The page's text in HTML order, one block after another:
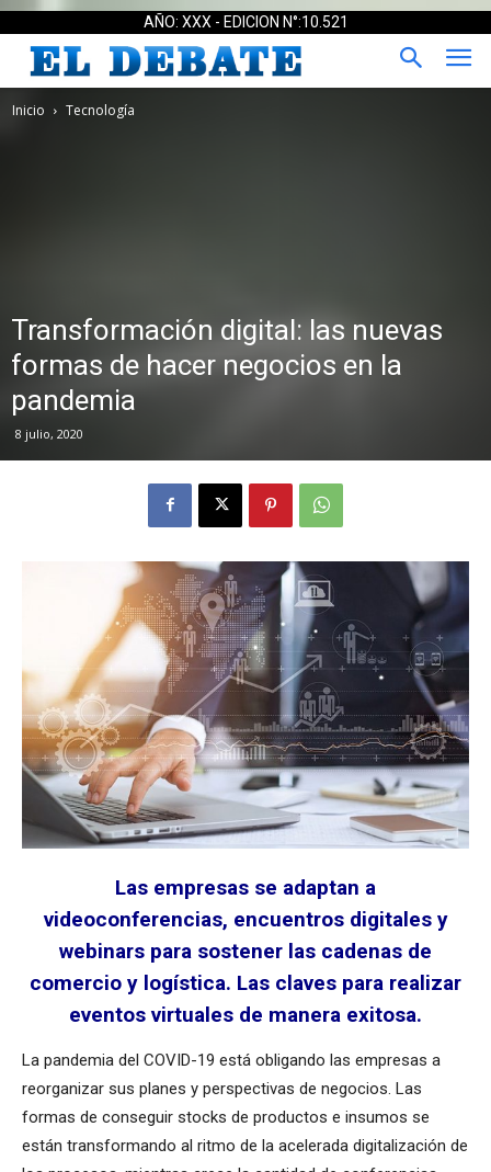
AÑO: XXX - EDICION N°:10.521
Inicio Tecnología
Transformación digital: las nuevas
formas de hacer negocios en la
pandemia
8 julio, 2020
Las empresas se adaptan a
videoconferencias, encuentros digitales y
webinars para sostener las cadenas de
comercio y logística. Las claves para realizar
eventos virtuales de manera exitosa.
La pandemia del COVID-19 está obligando las empresas a
reorganizar sus planes y perspectivas de negocios. Las
formas de conseguir stocks de productos e insumos se
están transformando al ritmo de la acelerada digitalización de